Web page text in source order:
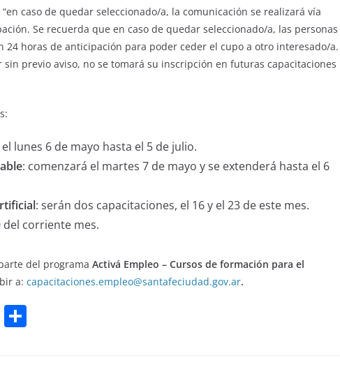
caso de quedar seleccionado/a, la comunicación se realizará vía
Se recuerda que en caso de quedar seleccionado/a, las personas
24 horas de anticipación para poder ceder el cupo a otro interesado/a.
previo aviso, no se tomará su inscripción en futuras capacitaciones
lunes 6 de mayo hasta el 5 de julio.
: comenzará el martes 7 de mayo y se extenderá hasta el 6
: serán dos capacitaciones, el 16 y el 23 de este mes.
del corriente mes.
del programa Activá Empleo – Cursos de formación para el
a: capacitaciones.empleo@santafeciudad.gov.ar.